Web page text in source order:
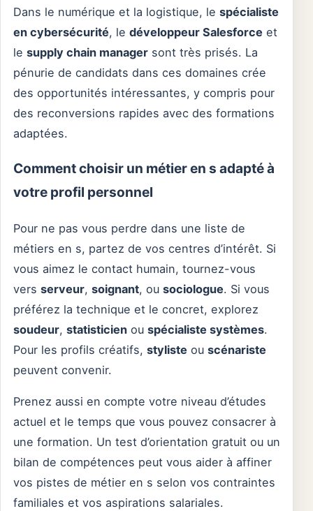
Dans le numérique et la logistique, le spécialiste
en cybersécurité, le développeur Salesforce et
le supply chain manager sont très prisés. La
pénurie de candidats dans ces domaines crée
des opportunités intéressantes, y compris pour
des reconversions rapides avec des formations
adaptées.
Comment choisir un métier en s adapté à
votre profil personnel
Pour ne pas vous perdre dans une liste de
métiers en s, partez de vos centres d’intérêt. Si
vous aimez le contact humain, tournez-vous
vers serveur, soignant, ou sociologue. Si vous
préférez la technique et le concret, explorez
soudeur, statisticien ou spécialiste systèmes.
Pour les profils créatifs, styliste ou scénariste
peuvent convenir.
Prenez aussi en compte votre niveau d’études
actuel et le temps que vous pouvez consacrer à
une formation. Un test d’orientation gratuit ou un
bilan de compétences peut vous aider à affiner
vos pistes de métier en s selon vos contraintes
familiales et vos aspirations salariales.